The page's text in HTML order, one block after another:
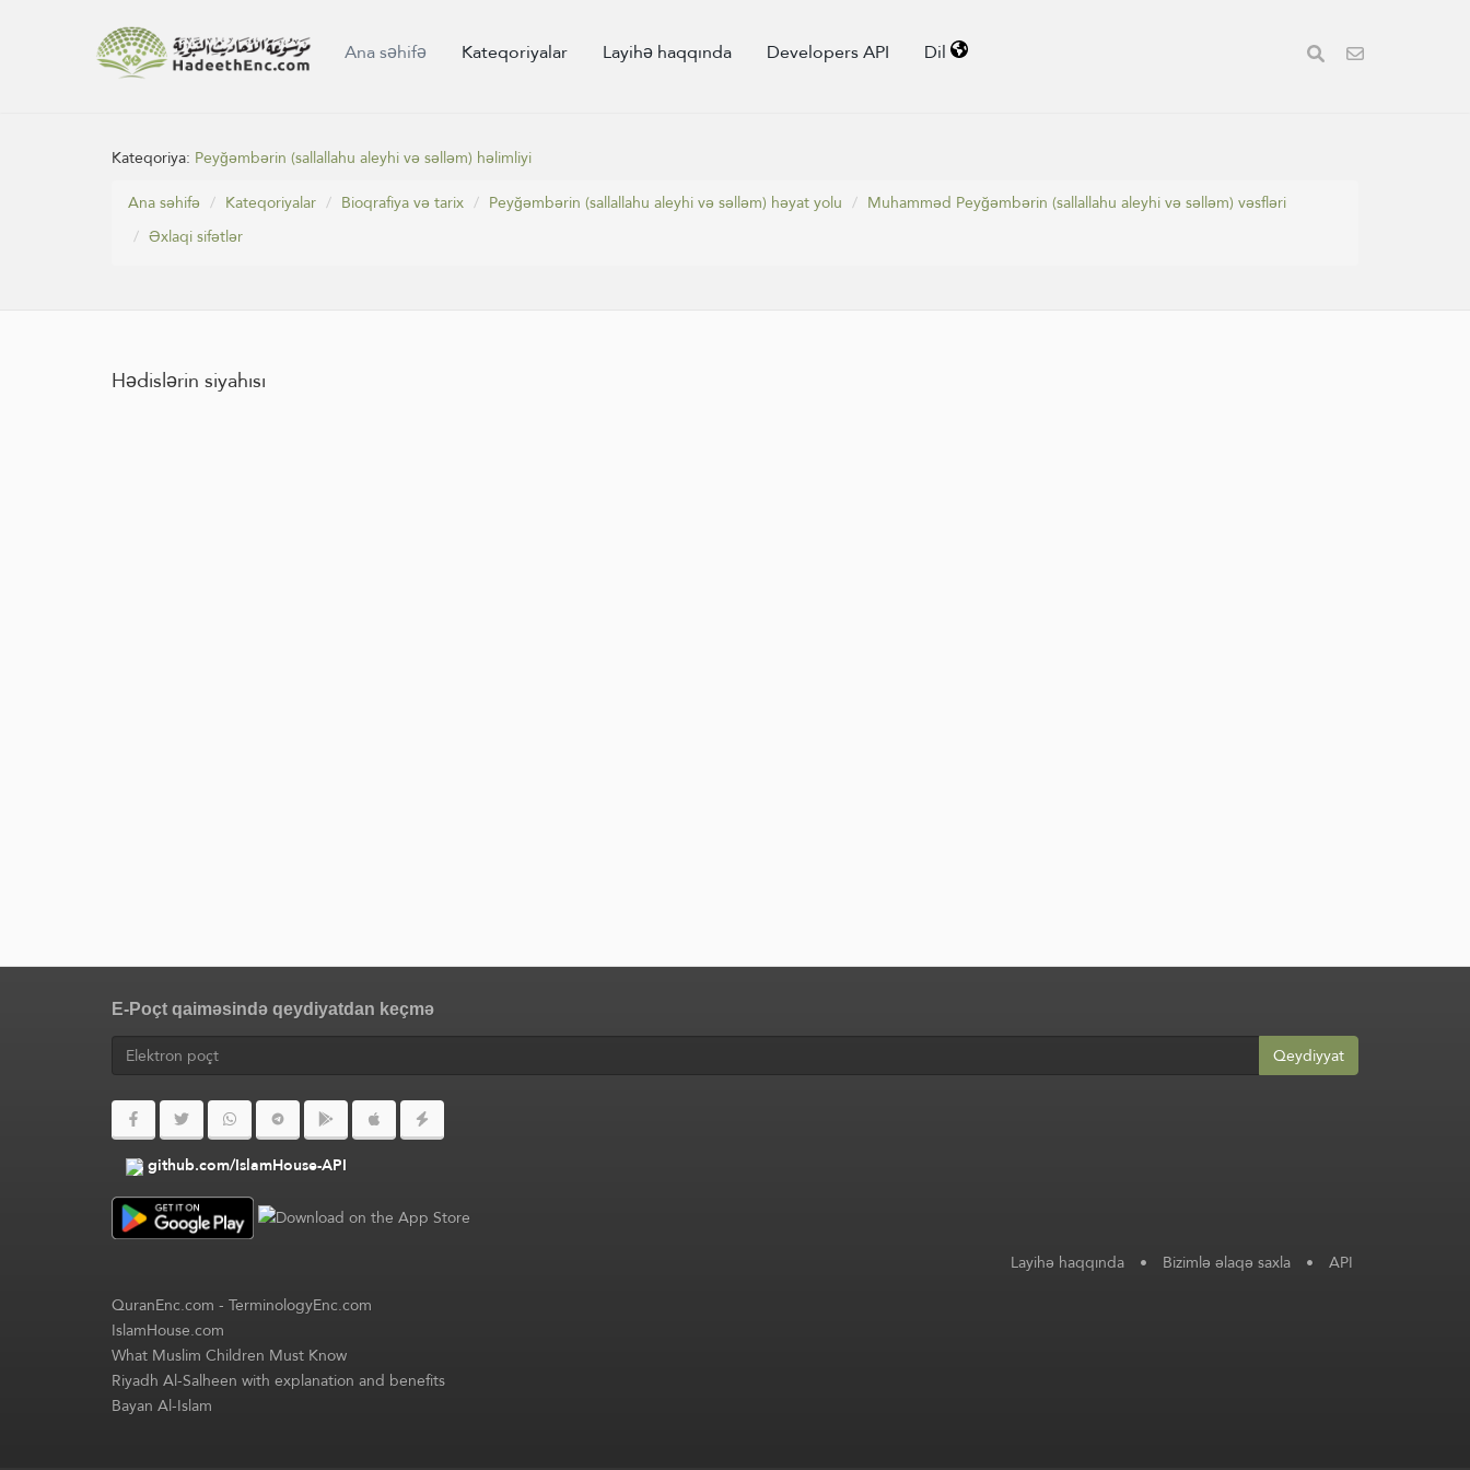
Ana səhifə Kateqoriyalar Layihə haqqında Developers API Dil
Kateqoriya: Peyğəmbərin (sallallahu aleyhi və səlləm) həlimliyi
Ana səhifə
Kateqoriyalar Bioqrafiya və tarix Peyğəmbərin (sallallahu aleyhi və səlləm) həyat yolu
Muhamməd Peyğəmbərin (sallallahu aleyhi və səlləm) vəsfləri
Əxlaqi sifətlər
Hədislərin siyahısı
E-Poçt qaiməsində qeydiyatdan keçmə
Qeydiyyat
github.com/IslamHouse-API
Layihə haqqında • Bizimlə əlaqə saxla • API
QuranEnc.com-TerminologyEnc.com
IslamHouse.com
What Muslim Children Must Know
Riyadh Al-Salheen with explanation and benefits
Bayan Al-Islam